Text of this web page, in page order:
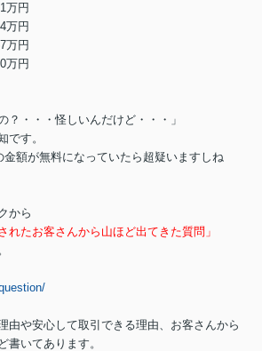
万円
万円
万円
万円
？・・・怪しいんだけど・・・」
です。
額が無料になっていたら超疑いますしね
から
れたお客さんから山ほど出てきた質問」
由や安心して取引できる理由、お客さんから
書いてあります。